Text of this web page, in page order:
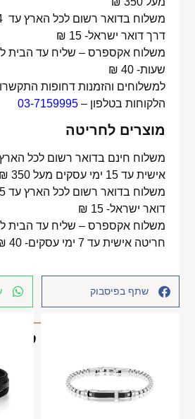
דרך דואר ישראל- 15 ₪
שעות- 40 ₪
למשלוחים והזמנות דחופות
הלקוחות בטלפון –03-7159995
מוצרים לחריטה
משלוח חינם בדואר רשום לכל
אישית עד 15 ימי עסקים מעל 350 ₪
דואר ישראל- 15 ₪
משלוח אקספרס – שליח עד הבית
חריטה אישית עד 7 ימי עסקים- 40 ₪
שתף בפיסבוק
מוצרים